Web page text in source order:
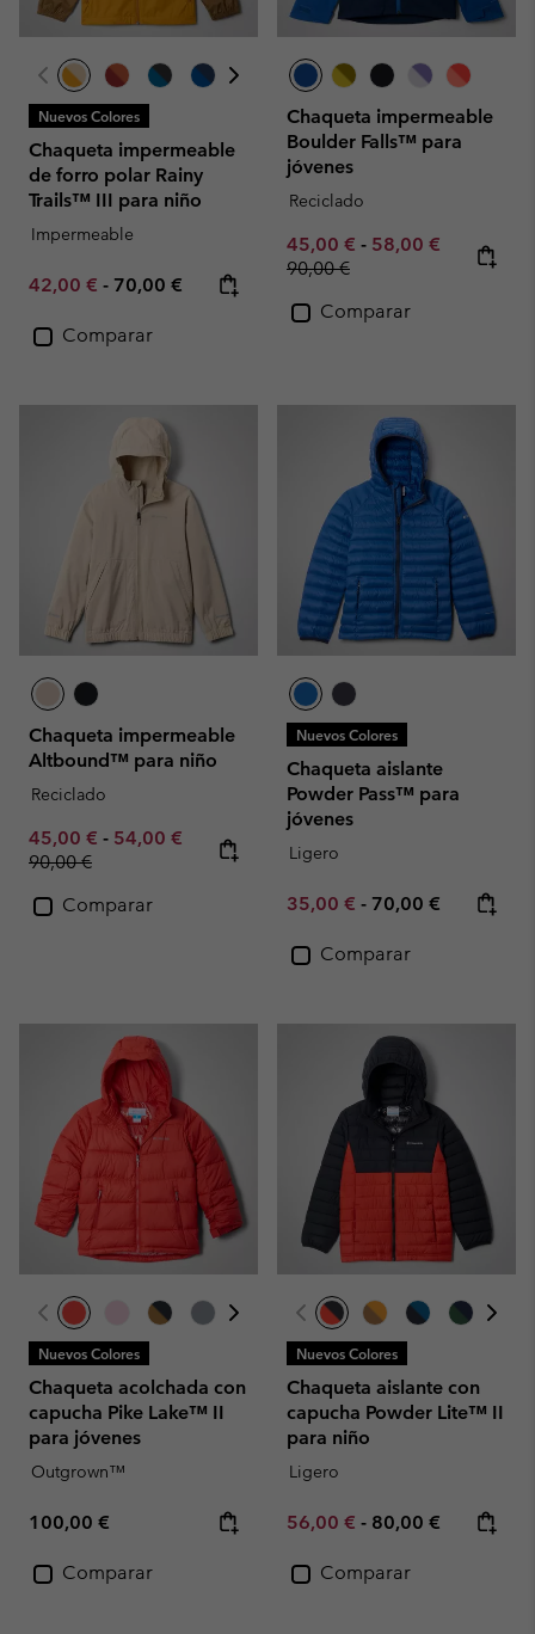
Nuevos Colores
Chaqueta impermeable
de forro polar Rainy
Trails™ III para niño
Impermeable
Minimum sale price:
42,00 € - Maximum price:
70,00 €
Comparar
Chaqueta impermeable
Boulder Falls™ para
jóvenes
Reciclado
Minimum sale price:
45,00 € - Maximum sale
58,00 € Regular
90,00 €
Comparar
Chaqueta impermeable
Altbound™ para niño
Reciclado
Minimum sale price:
45,00 € - Maximum sale price:
54,00 € Regular price:
90,00 €
Comparar
Nuevos Colores
Chaqueta aislante
Powder Pass™ para
jóvenes
Ligero
Minimum sale price:
35,00 € - Maximum price:
70,00 €
Comparar
Nuevos Colores
Chaqueta acolchada con
capucha Pike Lake™ II
para jóvenes
Outgrown™
Regular price:
100,00 €
Comparar
Nuevos Colores
Chaqueta aislante con
capucha Powder Lite™ II
para niño
Ligero
Minimum sale price:
56,00 € - Maximum price:
80,00 €
Comparar